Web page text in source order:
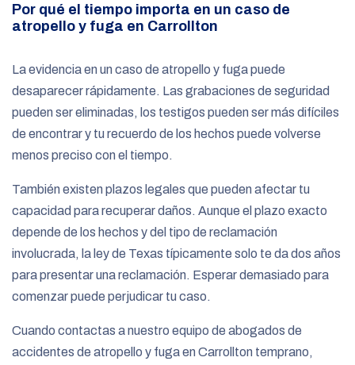
Por qué el tiempo importa en un caso de
atropello y fuga en Carrollton
La evidencia en un caso de atropello y fuga puede
desaparecer rápidamente. Las grabaciones de seguridad
pueden ser eliminadas, los testigos pueden ser más difíciles
de encontrar y tu recuerdo de los hechos puede volverse
menos preciso con el tiempo.
También existen plazos legales que pueden afectar tu
capacidad para recuperar daños. Aunque el plazo exacto
depende de los hechos y del tipo de reclamación
involucrada, la ley de Texas típicamente solo te da dos años
para presentar una reclamación. Esperar demasiado para
comenzar puede perjudicar tu caso.
Cuando contactas a nuestro equipo de abogados de
accidentes de atropello y fuga en Carrollton temprano,